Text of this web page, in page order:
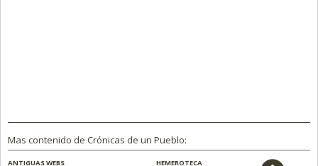
Mas contenido de Crónicas de un Pueblo:
ANTIGUAS WEBS HEMEROTECA